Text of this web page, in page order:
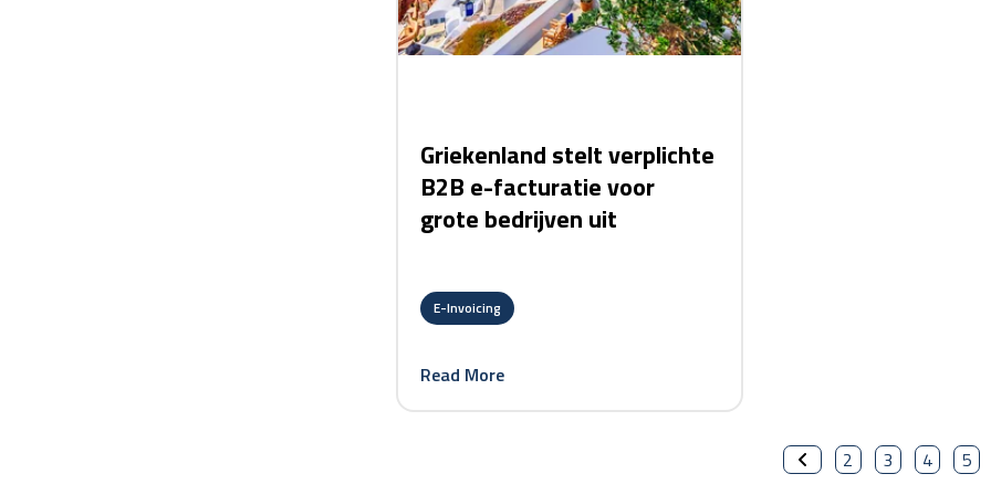
Griekenland stelt verplichte
B2B e-facturatie voor
grote bedrijven uit
E-Invoicing
Read More
previous
2 3 4 5